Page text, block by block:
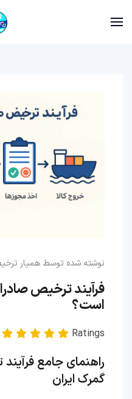
نوشته شده توسط همیار
فرآیند ترخیص
است؟
Ratings
راهنمای جامع
گمرک ایران